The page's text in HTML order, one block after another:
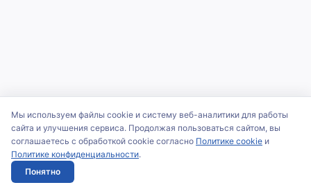
Мы используем файлы cookie и систему веб-аналитики для работы
сайта и улучшения сервиса. Продолжая пользоваться сайтом, вы
соглашаетесь с обработкой cookie согласно Политике cookie и
Политике конфиденциальности.
Понятно